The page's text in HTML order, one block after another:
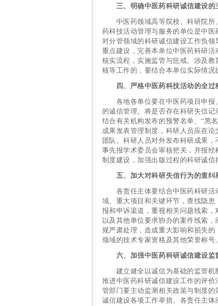
三、明确中医药科研诚信建设的
中医药领域高等院校、科研院所
药科技活动管理与服务的单位是中
对分管领域的科研诚信建设工作负
重点建设，完善本单位中医药科研
核实流程，实施监管与惩戒。涉及
核等工作的，要结合本单位实际情
四、严格中医药科技活动的全过
各地各单位要在中医药项目申报
的诚信管理。将是否存在科研失信
结合有关机构发布的预警名单、“黑
成果发表管理制度，科研人员应在
团队、科研人员对外发布科研成果
事先报学术委员会审核把关，并报
制度建设，加强出版过程的科研诚信
五、加大对科研失信行为的查纠
各责任主体要结合中医药科研活
域、重大项目和关键环节，查找隐
报和申诉渠道，重视相关问题线索
以及其他单位要求协办的案件线索
规严肃处理，造成重大影响和损失
领域的技术专家资格及其他荣誉称号
六、加强中医药科研诚信建设监
建立健全以诚信为基础的监管机
推进中医药科研诚信建设工作的评
管部门要主动监测相关政策与制度
诚信建设各项工作举措。各责任主